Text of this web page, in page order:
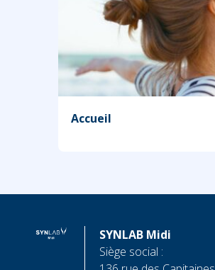
Accueil
SYNLAB Midi
Siège social :